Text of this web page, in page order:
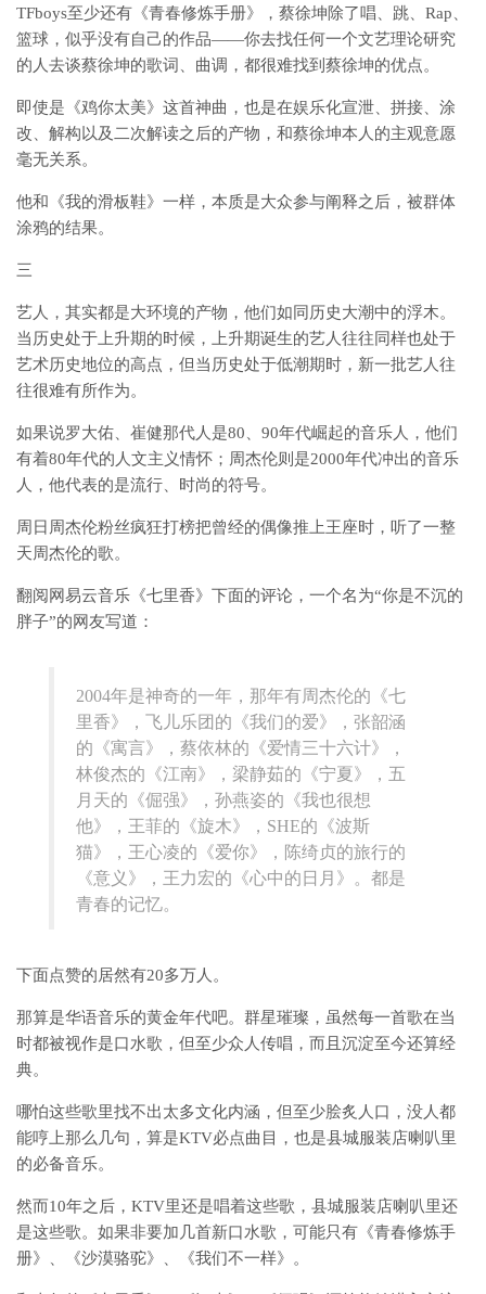
TFboys至少还有《青春修炼手册》，蔡徐坤除了唱、跳、Rap、
篮球，似乎没有自己的作品——你去找任何一个文艺理论研究
的人去谈蔡徐坤的歌词、曲调，都很难找到蔡徐坤的优点。
即使是《鸡你太美》这首神曲，也是在娱乐化宣泄、拼接、涂
改、解构以及二次解读之后的产物，和蔡徐坤本人的主观意愿
毫无关系。
他和《我的滑板鞋》一样，本质是大众参与阐释之后，被群体
涂鸦的结果。
三
艺人，其实都是大环境的产物，他们如同历史大潮中的浮木。
当历史处于上升期的时候，上升期诞生的艺人往往同样也处于
艺术历史地位的高点，但当历史处于低潮期时，新一批艺人往
往很难有所作为。
如果说罗大佑、崔健那代人是80、90年代崛起的音乐人，他们
有着80年代的人文主义情怀；周杰伦则是2000年代冲出的音乐
人，他代表的是流行、时尚的符号。
周日周杰伦粉丝疯狂打榜把曾经的偶像推上王座时，听了一整
天周杰伦的歌。
翻阅网易云音乐《七里香》下面的评论，一个名为“你是不沉的
胖子”的网友写道：
2004年是神奇的一年，那年有周杰伦的《七
里香》，飞儿乐团的《我们的爱》，张韶涵
的《寓言》，蔡依林的《爱情三十六计》，
林俊杰的《江南》，梁静茹的《宁夏》，五
月天的《倔强》，孙燕姿的《我也很想
他》，王菲的《旋木》，SHE的《波斯
猫》，王心凌的《爱你》，陈绮贞的旅行的
《意义》，王力宏的《心中的日月》。都是
青春的记忆。
下面点赞的居然有20多万人。
那算是华语音乐的黄金年代吧。群星璀璨，虽然每一首歌在当
时都被视作是口水歌，但至少众人传唱，而且沉淀至今还算经
典。
哪怕这些歌里找不出太多文化内涵，但至少脍炙人口，没人都
能哼上那么几句，算是KTV必点曲目，也是县城服装店喇叭里
的必备音乐。
然而10年之后，KTV里还是唱着这些歌，县城服装店喇叭里还
是这些歌。如果非要加几首新口水歌，可能只有《青春修炼手
册》、《沙漠骆驼》、《我们不一样》。